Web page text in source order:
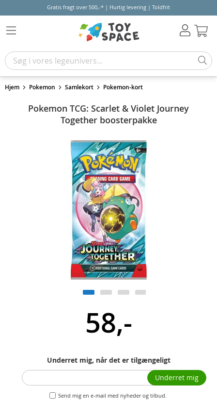
Gratis fragt over 500,-* | Hurtig levering | Toldfrit
Hjem Pokemon Samlekort Pokemon-kort
Pokemon TCG: Scarlet & Violet Journey
Together boosterpakke
58,-
Underret mig, når det er tilgængeligt
Send mig en e-mail med nyheder og tilbud.
Underret mig